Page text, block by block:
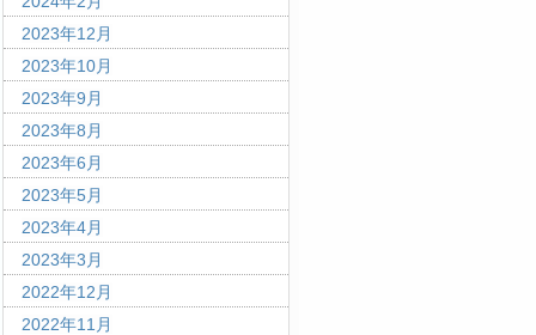
2023年12月
2023年10月
2023年9月
2023年8月
2023年6月
2023年5月
2023年4月
2023年3月
2022年12月
2022年11月